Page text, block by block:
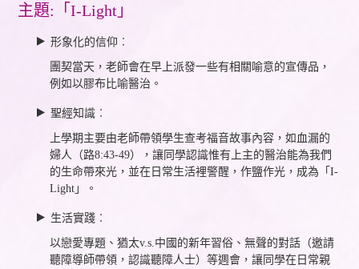
主題:「I-Light」
形象化的信仰︰
團契當天，老師會在早上派發一些有相關喻意的宣傳品，
例如以膠布比喻醫治。
聖經知識︰
上學期主要由老師帶領學生查考福音故事內容，如血漏的
婦人（路8:43-49），讓同學認識惟有上主的醫治能為我們
的生命帶來光，並在日常生活裡警醒，作鹽作光，成為「I-
Light」。
生活實踐︰
以戀愛專題、猶太v.s.中國的新年習俗、無聲的對話（邀請
聽障導師帶領，認識聽障人士）等週會，讓同學在日常親